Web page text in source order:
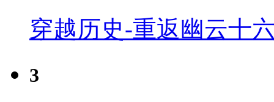
穿越历史-重返幽云十
3